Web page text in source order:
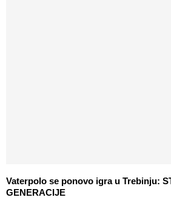
Vaterpolo se ponovo igra u Trebinju:
GENERACIJE